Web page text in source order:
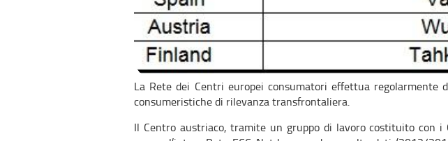
La Rete dei Centri europei consumatori effettua regolarmente
consumeristiche di rilevanza transfrontaliera.
Il Centro austriaco, tramite un gruppo di lavoro costituito con i